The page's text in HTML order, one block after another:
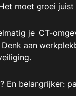
moet groei
je ICT-
aan
En belangrijker: